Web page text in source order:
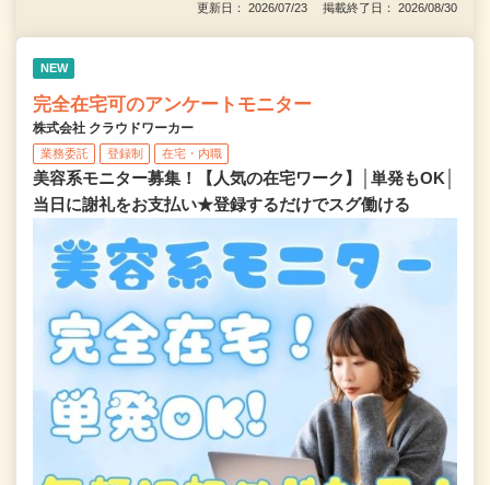
更新日： 2026/07/23 掲載終了日： 2026/08/30
NEW
完全在宅可のアンケートモニター
株式会社 クラウドワーカー
業務委託 登録制 在宅・内職
美容系モニター募集！【人気の在宅ワーク】│単発もOK│
当日に謝礼をお支払い★登録するだけでスグ働ける